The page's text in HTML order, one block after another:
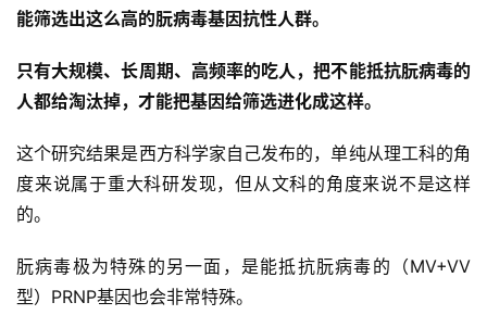
能筛选出这么高的朊病毒基因抗性人群。
只有大规模、长周期、高频率的吃人，把不能抵抗朊病毒的
人都给淘汰掉，才能把基因给筛选进化成这样。
这个研究结果是西方科学家自己发布的，单纯从理工科的角
度来说属于重大科研发现，但从文科的角度来说不是这样
的。
朊病毒极为特殊的另一面，是能抵抗朊病毒的（MV+VV
型）PRNP基因也会非常特殊。